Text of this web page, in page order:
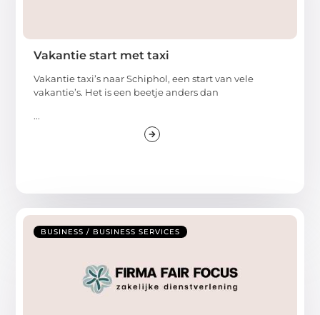
Vakantie start met taxi
Vakantie taxi’s naar Schiphol, een start van vele
vakantie’s. Het is een beetje anders dan
...
BUSINESS / BUSINESS SERVICES